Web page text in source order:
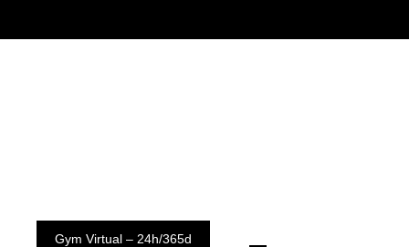
Gym Virtual – 24h/365d